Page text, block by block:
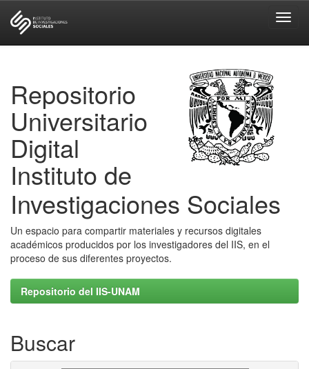
Repositorio
Universitario
Digital
Instituto de
Investigaciones Sociales
Un espacio para compartir materiales y recursos digitales
académicos producidos por los investigadores del IIS, en el
proceso de sus diferentes proyectos.
Repositorio del IIS-UNAM
Buscar